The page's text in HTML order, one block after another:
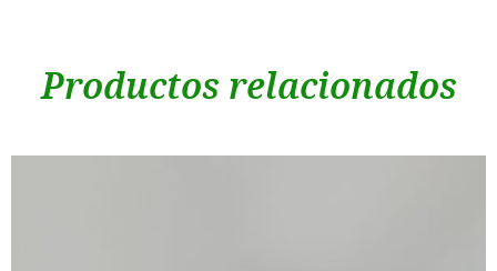
Productos relacionados